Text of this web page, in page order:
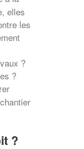
elles
les
?
?
?